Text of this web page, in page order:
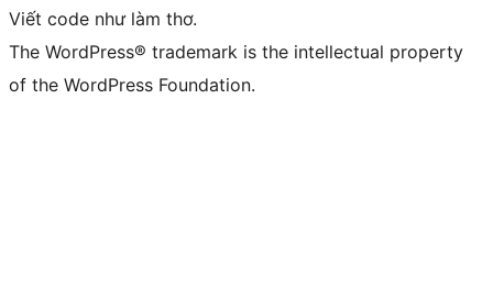
Viết code như làm thơ.
The WordPress® trademark is the intellectual property
of the WordPress Foundation.